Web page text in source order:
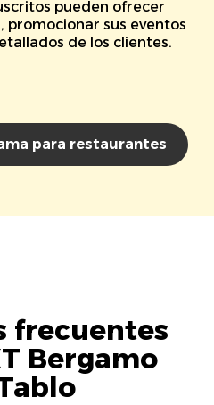
pueden ofrecer
promocionar sus eventos
de los clientes.
para restaurantes
frecuentes
Bergamo